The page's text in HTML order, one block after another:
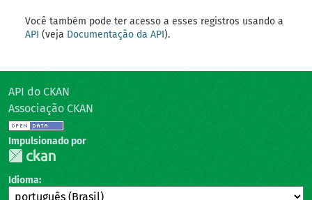
Você também pode ter acesso a esses registros usando a
API (veja Documentação da API).
API do CKAN
Associação CKAN
Impulsionado por
Idioma